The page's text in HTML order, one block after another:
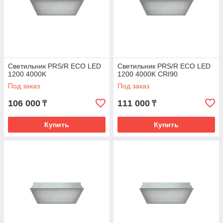
Светильник PRS/R ECO LED
1200 4000K
Под заказ
106 000 ₸
Купить
Светильник PRS/R ECO LED
1200 4000K CRI90
Под заказ
111 000 ₸
Купить